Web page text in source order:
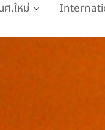
ศ.ใหม่